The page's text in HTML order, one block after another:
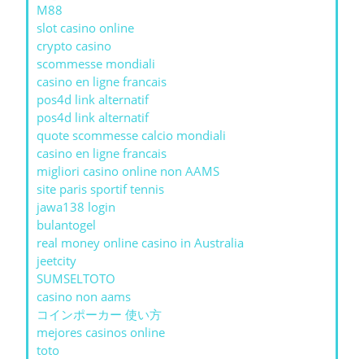
M88
slot casino online
crypto casino
scommesse mondiali
casino en ligne francais
pos4d link alternatif
pos4d link alternatif
quote scommesse calcio mondiali
casino en ligne francais
migliori casino online non AAMS
site paris sportif tennis
jawa138 login
bulantogel
real money online casino in Australia
jeetcity
SUMSELTOTO
casino non aams
コインポーカー 使い方
mejores casinos online
toto